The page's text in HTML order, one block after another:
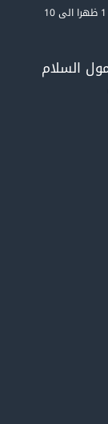
مواعيد العمل كل يوم عدا الجمعه اجازه من الساعه 1 ظهرا الى 10